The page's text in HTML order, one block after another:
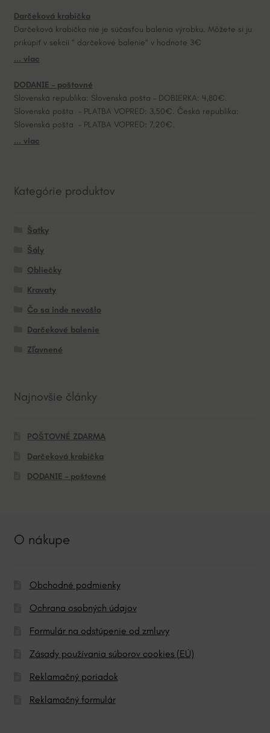
:
Darčeková krabička
Darčeková krabička nie je súčasťou balenia výrobku. Môžete si ju
prikúpiť v sekcii “ darčekové balenie“ v hodnote 3€
... viac
DODANIE – poštovné
Slovenská republika: Slovenská pošta – DOBIERKA: 4,80€.
Slovenská pošta – PLATBA VOPRED: 3,50€. Česká republika:
Slovenská pošta – PLATBA VOPRED: 7,20€.
... viac
Kategórie produktov
Šatky
Šály
Obliečky
Kravaty
Čo sa inde nevošlo
Darčekové balenie
Zľavnené
Najnovšie články
POŠTOVNÉ ZDARMA
Darčeková krabička
DODANIE – poštovné
O nákupe
Obchodné podmienky
Ochrana osobných údajov
Formulár na odstúpenie od zmluvy
Zásady používania súborov cookies (EÚ)
Reklamačný poriadok
Reklamačný formulár